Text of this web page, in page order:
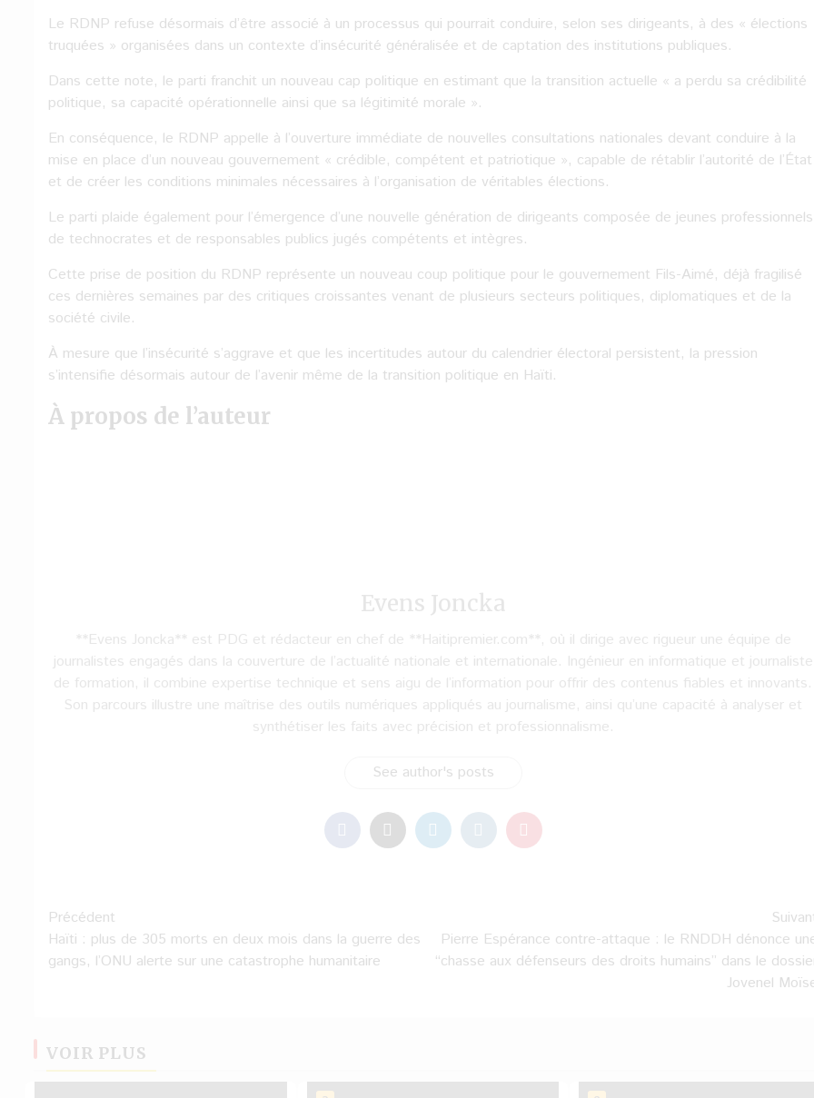
Le RDNP refuse désormais d’être associé à un processus qui pourrait conduire, selon ses dirigeants, à des « élections
truquées » organisées dans un contexte d’insécurité généralisée et de captation des institutions publiques.
Dans cette note, le parti franchit un nouveau cap politique en estimant que la transition actuelle « a perdu sa crédibilité
politique, sa capacité opérationnelle ainsi que sa légitimité morale ».
En conséquence, le RDNP appelle à l’ouverture immédiate de nouvelles consultations nationales devant conduire à la
mise en place d’un nouveau gouvernement « crédible, compétent et patriotique », capable de rétablir l’autorité de l’État
et de créer les conditions minimales nécessaires à l’organisation de véritables élections.
Le parti plaide également pour l’émergence d’une nouvelle génération de dirigeants composée de jeunes
de technocrates et de responsables publics jugés compétents et intègres.
Cette prise de position du RDNP représente un nouveau coup politique pour le gouvernement Fils-Aimé, déjà fragilisé
ces dernières semaines par des critiques croissantes venant de plusieurs secteurs politiques, diplomatiques et de la
société civile.
À mesure que l’insécurité s’aggrave et que les incertitudes autour du calendrier électoral persistent, la pression
s’intensifie désormais autour de l’avenir même de la transition politique en Haïti.
À propos de l’auteur
Evens Joncka
**Evens Joncka** est PDG et rédacteur en chef de **Haitipremier.com**, où il dirige avec rigueur une équipe de
journalistes engagés dans la couverture de l’actualité nationale et internationale. Ingénieur en informatique et journaliste
de formation, il combine expertise technique et sens aigu de l’information pour offrir des contenus fiables et innovants.
Son parcours illustre une maîtrise des outils numériques appliqués au journalisme, ainsi qu’une capacité à analyser et
synthétiser les faits avec précision et professionnalisme.
See author's posts
Navigation
d’article
Précédent
Haïti : plus de 305 morts en deux mois dans la guerre des
gangs, l’ONU alerte sur une catastrophe humanitaire
Pierre Espérance contre-attaque : le RNDDH dénonce
“chasse aux défenseurs des droits humains” dans le
Jovenel
VOIR PLUS